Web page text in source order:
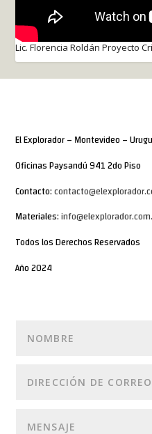
Lic. Florencia Roldán Proyecto
El Explorador – Montevideo –
Oficinas Paysandú 941 2do Piso
Contacto:
Materiales:
Todos los Derechos Reservados
Año 2024